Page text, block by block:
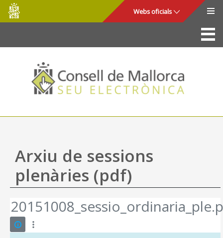
Salta al contingut principal
Consell
de
Mallorca
Webs oficials
La Seu
Consell de Mallorca
Accés i seguretat
Utilitats
Ajuda
Arxiu de sessions
plenàries (pdf)